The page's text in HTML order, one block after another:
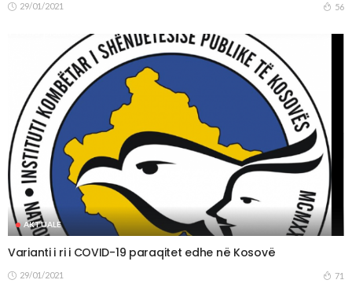
29/01/2021 56
AKTUALE
Varianti i ri i COVID-19 paraqitet edhe në Kosovë
29/01/2021 71